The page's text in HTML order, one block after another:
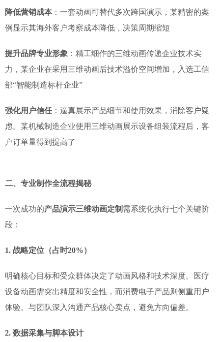
降低营销成本：一套动画可替代多次跨国演示，某精密的案
例显示其海外客户考察成本降低，决策周期缩短
提升品牌专业形象 ：精工细作的三维动画传递企业技术实
力，某企业在采用三维动画后技术溢价空间增加，入选工信
部“智能制造标杆企业”
强化用户信任 ：逼真展示产品细节和使用效果，消除客户疑
虑。某机械制造企业使用三维动画展示设备组装流程后，客
户订单量得到提高了
二、专业制作全流程揭秘
一次成功的产品演示三维动画定制 需系统化执行七个关键阶
段：
1. 战略定位（占时20%）
明确核心目标和受众群体决定了动画风格和技术深度。医疗
设备动画需突出精度和安全性，而消费电子产品则侧重用户
体验。与团队深入沟通产品核心卖点，避免方向偏差。
2. 数据采集与脚本设计